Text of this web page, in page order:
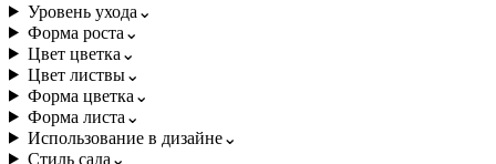
Уровень ухода ⌄
Форма роста ⌄
Цвет цветка ⌄
Цвет листвы⌄
Форма цветка ⌄
Форма листа ⌄
Использование в дизайне⌄
Стиль сада ⌄